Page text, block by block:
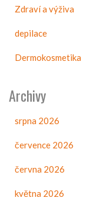
Zdraví a výživa
depilace
Dermokosmetika
Archivy
srpna 2026
července 2026
června 2026
května 2026